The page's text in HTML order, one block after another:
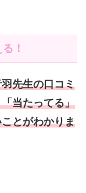
！
先生の口コミ
当たってる」
とがわかりま